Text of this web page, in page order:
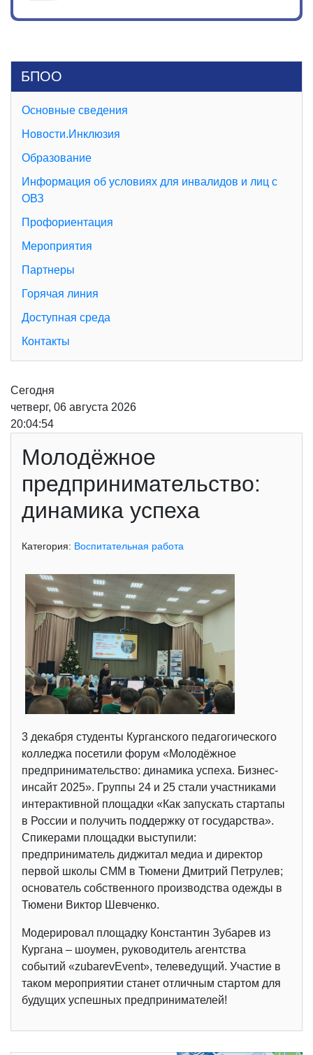
БПОО
Основные сведения
Новости.Инклюзия
Образование
Информация об условиях для инвалидов и лиц с
ОВЗ
Профориентация
Мероприятия
Партнеры
Горячая линия
Доступная среда
Контакты
Сегодня
четверг, 06 августа 2026
20:04:54
Молодёжное
предпринимательство:
динамика успеха
Категория: Воспитательная работа
3 декабря студенты Курганского педагогического
колледжа посетили форум «Молодёжное
предпринимательство: динамика успеха. Бизнес-
инсайт 2025». Группы 24 и 25 стали участниками
интерактивной площадки «Как запускать стартапы
в России и получить поддержку от государства».
Спикерами площадки выступили:
предприниматель диджитал медиа и директор
первой школы СММ в Тюмени Дмитрий Петрулев;
основатель собственного производства одежды в
Тюмени Виктор Шевченко.
Модерировал площадку Константин Зубарев из
Кургана – шоумен, руководитель агентства
событий «zubarevEvent», телеведущий. Участие в
таком мероприятии станет отличным стартом для
будущих успешных предпринимателей!